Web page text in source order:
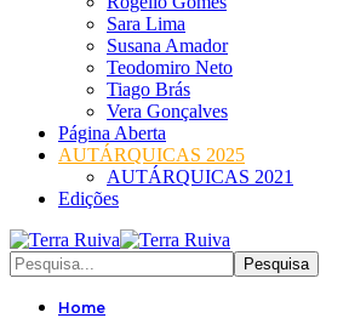
Sara Lima
Susana Amador
Teodomiro Neto
Tiago Brás
Vera Gonçalves
Página Aberta
AUTÁRQUICAS 2025
AUTÁRQUICAS 2021
Edições
Home